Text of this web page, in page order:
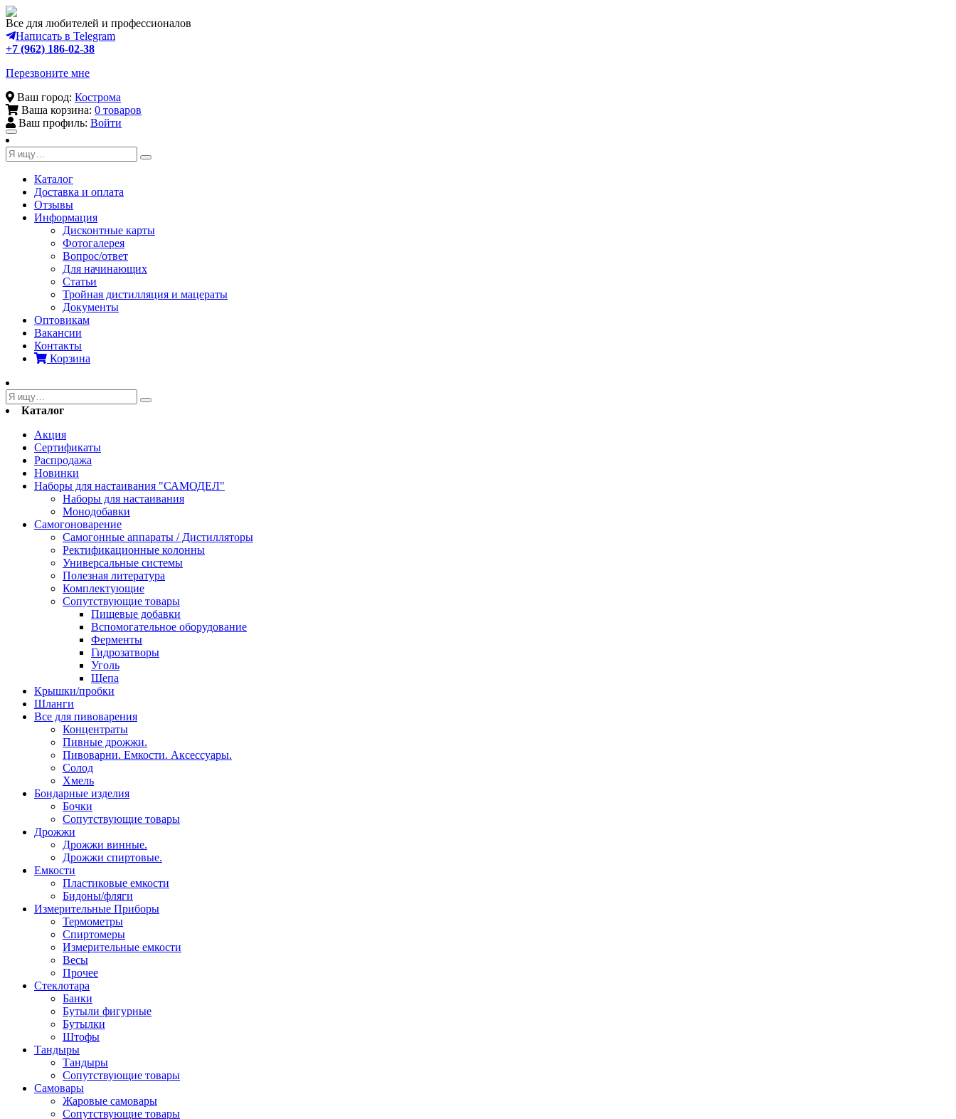
Все для любителей и профессионалов
Написать в Telegram
+7 (962) 186-02-38
Перезвоните мне
Ваш город: Кострома
Ваша корзина: 0 товаров
Ваш профиль: Войти
Toggle
navigation
Каталог
Доставка и оплата
Отзывы
Информация
Дисконтные карты
Фотогалерея
Вопрос/ответ
Для начинающих
Статьи
Тройная дистилляция и мацераты
Документы
Оптовикам
Вакансии
Контакты
Корзина
Каталог
Акция
Сертификаты
Распродажа
Новинки
Наборы для настаивания "САМОДЕЛ"
Наборы для настаивания
Монодобавки
Самогоноварение
Самогонные аппараты / Дистилляторы
Ректификационные колонны
Универсальные системы
Полезная литература
Комплектующие
Сопутствующие товары
Пищевые добавки
Вспомогательное оборудование
Ферменты
Гидрозатворы
Уголь
Щепа
Крышки/пробки
Шланги
Все для пивоварения
Концентраты
Пивные дрожжи.
Пивоварни. Емкости. Аксессуары.
Солод
Хмель
Бондарные изделия
Бочки
Сопутствующие товары
Дрожжи
Дрожжи винные.
Дрожжи спиртовые.
Емкости
Пластиковые емкости
Бидоны/фляги
Измерительные Приборы
Термометры
Спиртомеры
Измерительные емкости
Весы
Прочее
Стеклотара
Банки
Бутыли фигурные
Бутылки
Штофы
Тандыры
Тандыры
Сопутствующие товары
Самовары
Жаровые самовары
Сопутствующие товары